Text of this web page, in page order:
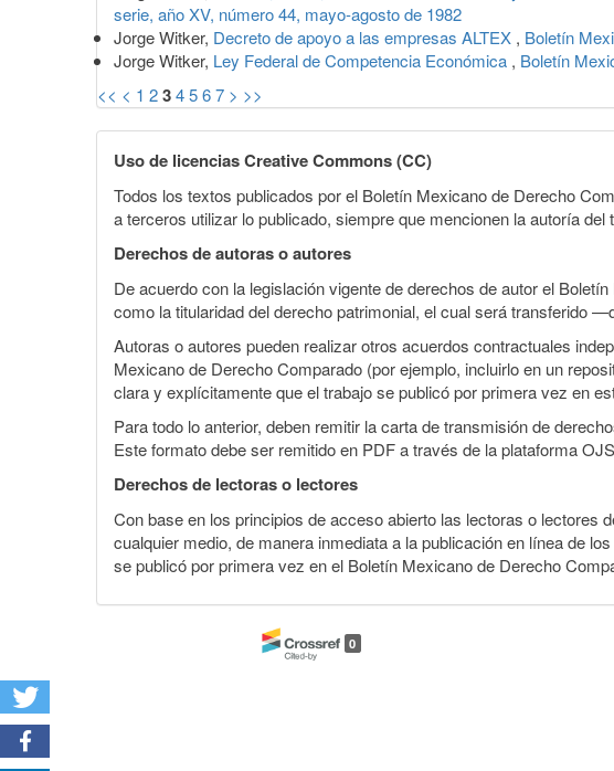
serie, año XV, número 44, mayo-agosto de 1982
Jorge Witker, Decreto de apoyo a las empresas ALTEX , Boletín
Jorge Witker, Ley Federal de Competencia Económica , Boletín
<< < 1 234567 > >>
Uso de licencias Creative Commons (CC)
Todos los textos publicados por el Boletín Mexicano de Derecho
a terceros utilizar lo publicado, siempre que mencionen la autoría
Derechos de autoras o autores
De acuerdo con la legislación vigente de derechos de autor el
como la titularidad del derecho patrimonial, el cual será transferido
Autoras o autores pueden realizar otros acuerdos contractuales
Mexicano de Derecho Comparado (por ejemplo, incluirlo en un
clara y explícitamente que el trabajo se publicó por primera vez en
Para todo lo anterior, deben remitir la carta de transmisión de
Este formato debe ser remitido en PDF a través de la plataforma
Derechos de lectoras o lectores
Con base en los principios de acceso abierto las lectoras o lectores
cualquier medio, de manera inmediata a la publicación en línea de
se publicó por primera vez en el Boletín Mexicano de Derecho
0